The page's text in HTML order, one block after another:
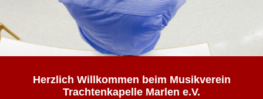
Herzlich Willkommen beim Musikverein
Trachtenkapelle Marlen e.V.